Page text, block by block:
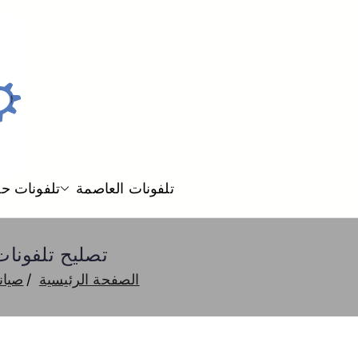
تلفونات العاصمة تلفونات
تصليح تلفونات بالمنزل
الصفحة الرئيسية